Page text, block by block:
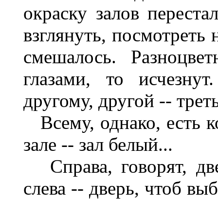
окраску залов
взглянуть,
смешалось.
глазами, то
другому, другой --
Всему, однако, есть
зале -- зал белый...
Справа, говорят,
слева -- дверь, чтоб